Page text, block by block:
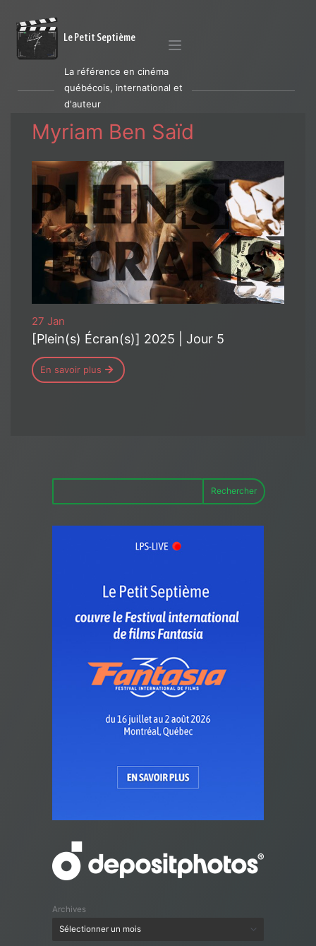
Le Petit Septième
La référence en cinéma
québécois, international et
d'auteur
Myriam Ben Saïd
27 Jan
[Plein(s) Écran(s)] 2025 | Jour 5
En savoir plus
Rechercher
Archives